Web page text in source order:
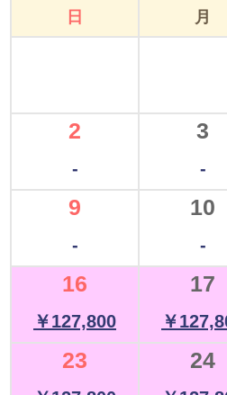
日 月
2
-
3
-
9
-
10
-
16
￥127,800
17
￥
23 24